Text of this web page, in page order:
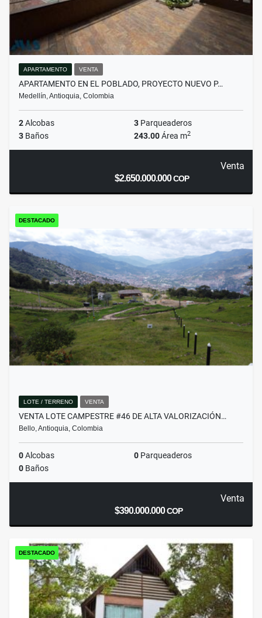
APARTAMENTO VENTA
APARTAMENTO EN EL POBLADO, PROYECTO NUEVO P…
Medellín, Antioquia, Colombia
2Alcobas 3 Parqueaderos
3 Baños 243.00Área m2
Venta
$2.650.000.000COP
DESTACADO
LOTE / TERRENO VENTA
VENTA LOTE CAMPESTRE #46 DE ALTA VALORIZACIÓN…
Bello, Antioquia, Colombia
0Alcobas 0 Parqueaderos
0 Baños
Venta
$390.000.000COP
DESTACADO